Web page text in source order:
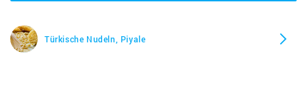
Türkische Nudeln, Piyale